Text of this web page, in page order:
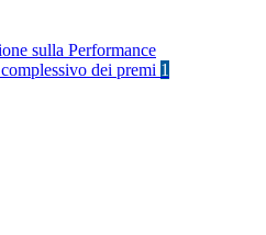
sulla Performance
dei premi 1